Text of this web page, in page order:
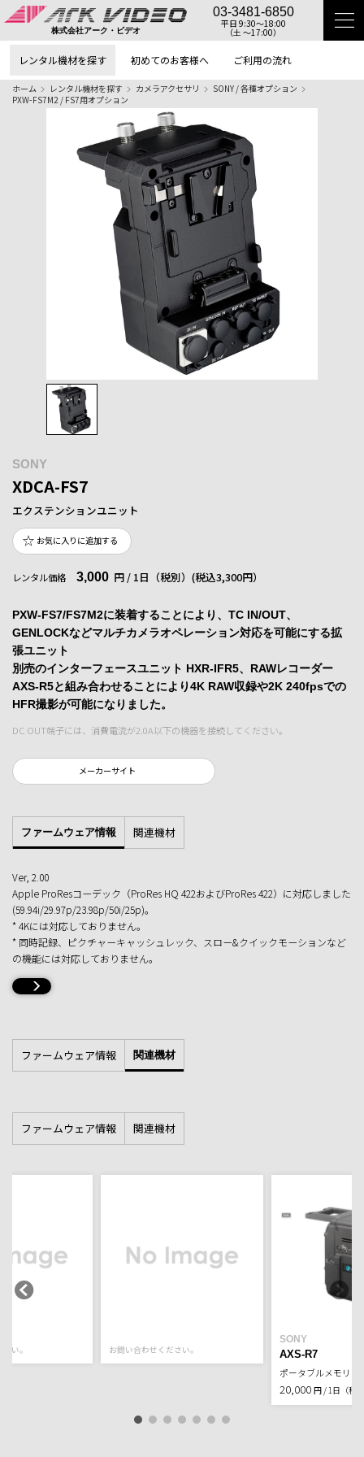
株式会社アーク・ビデオ
03-3481-6850
平日 9:30〜18:00
（土 〜17:00）
レンタル機材を探す 初めてのお客様へ ご利用の流れ
ホーム レンタル機材を探す カメラアクセサリ
SONY / 各種オプション
PXW-FS7M2 / FS7用オプション
SONY
XDCA-FS7
エクステンションユニット
お気に入りに追加する
レンタル価格 3,000 円 / 1日（税別） (税込3,300円）
PXW-FS7/FS7M2に装着することにより、TC IN/OUT、
GENLOCKなどマルチカメラオペレーション対応を可能にする拡
張ユニット
別売のインターフェースユニット HXR-IFR5、RAWレコーダー
AXS-R5と組み合わせることにより4K RAW収録や2K 240fpsでの
HFR撮影が可能になりました。
DC OUT端子には、消費電流が2.0A以下の機器を接続してください。
メーカーサイト
ファームウェア情報 関連機材
Ver, 2.00
Apple ProResコーデック（ProRes HQ 422およびProRes 422）に対応しました
(59.94i/29.97p/23.98p/50i/25p)。
* 4Kには対応しておりません。
* 同時記録、ピクチャーキャッシュレック、スロー&クイックモーションなど
の機能には対応しておりません。
ファームウェア情報 関連機材
ファームウェア情報 関連機材
い。 お問い合わせください。
SONY
AXS-R7
ポータブルメモリー
20,000 円 / 1日（税